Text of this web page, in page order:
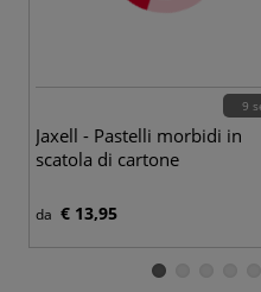
9
Jaxell - Pastelli morbidi in
scatola di cartone
da € 13,95